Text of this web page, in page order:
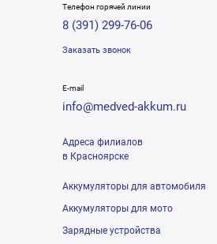
Телефон горячей линии
8 (391) 299-76-06
Заказать звонок
E-mail
info@medved-akkum.ru
Адреса филиалов
в Красноярске
Аккумуляторы для автомобиля
Аккумуляторы для мото
Зарядные устройства